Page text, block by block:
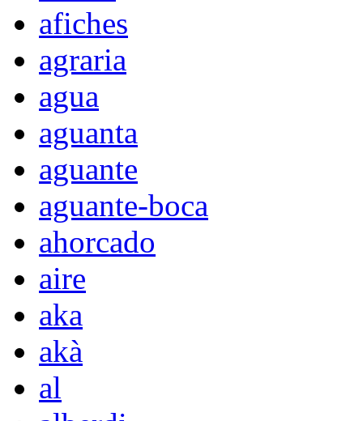
afiches
agraria
agua
aguanta
aguante
aguante-boca
ahorcado
aire
aka
akà
al